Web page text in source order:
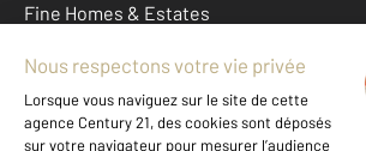
Fine Homes & Estates
À propos
International